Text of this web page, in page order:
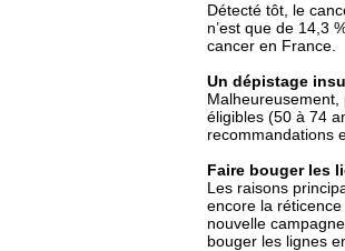
Détecté tôt, le
n’est que de 14,3
cancer en France.
Un dépistage
Malheureusement,
éligibles (50 à 74
recommandations
Faire bouger les
Les raisons
encore la réticence
nouvelle
bouger les lignes